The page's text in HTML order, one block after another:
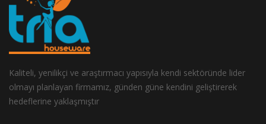
Kaliteli, yenilikçi ve araştırmacı yapısıyla kendi sektöründe lider
olmayı planlayan firmamız, günden güne kendini geliştirerek
hedeflerine yaklaşmıştır